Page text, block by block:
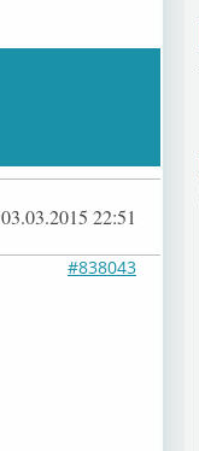
03.03.2015 22:51
#838043